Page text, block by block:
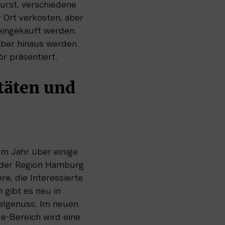
verschiedene
Ort verkosten, aber
werden.
hinaus werden
präsentiert.
und
Jahr über einige
Region Hamburg
die Interessierte
gibt es neu in
Im neuen
Bereich wird eine